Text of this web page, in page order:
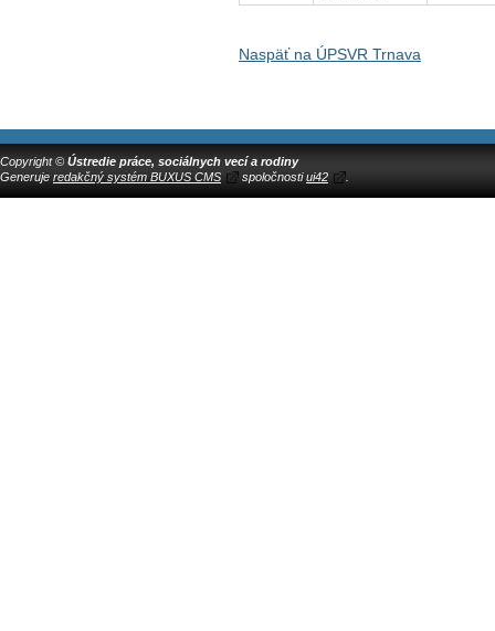
Naspäť na ÚPSVR Trnava
Copyright © Ústredie práce, sociálnych vecí a rodiny
Generuje redakčný systém BUXUS CMS spoločnostiui42